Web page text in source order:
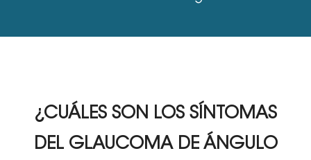
¿CUÁLES SON LOS SÍNTOMAS
DEL GLAUCOMA DE ÁNGULO